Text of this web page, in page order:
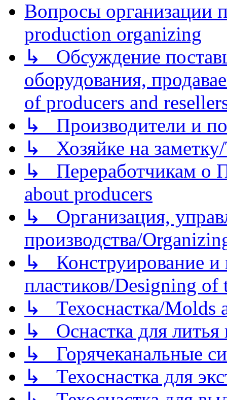
Вопросы организации
production organizing
↳ Обсуждение
оборудования,
of producers and
↳ Производители и
↳ Хозяйке на
↳ Переработчикам о
about producers
↳ Организация,
производства/
↳ Конструирование и
пластиков/Designing of
↳ Техоснастка/Molds
↳ Оснастка для литья
↳ Горячеканальные
↳ Техоснастка для